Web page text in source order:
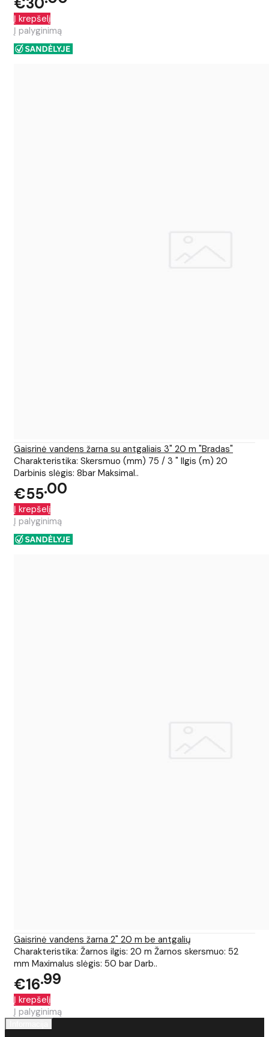
Į krepšelį
Į palyginimą
Gaisrinė vandens žarna su antgaliais 3" 20 m "Bradas"
Charakteristika: Skersmuo (mm) 75 / 3 " Ilgis (m) 20
Darbinis slėgis: 8bar Maksimal..
€5500
Į krepšelį
Į palyginimą
Gaisrinė vandens žarna 2" 20 m be antgalių
Charakteristika: Žarnos ilgis: 20 m Žarnos skersmuo: 52
mm Maximalus slėgis: 50 bar Darb..
€16 99
Į krepšelį
Į palyginimą